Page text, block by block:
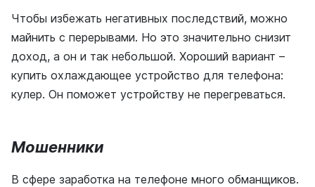
Чтобы избежать негативных последствий, можно
майнить с перерывами. Но это значительно снизит
доход, а он и так небольшой. Хороший вариант –
купить охлаждающее устройство для телефона:
кулер. Он поможет устройству не перегреваться.
Мошенники
В сфере заработка на телефоне много обманщиков.